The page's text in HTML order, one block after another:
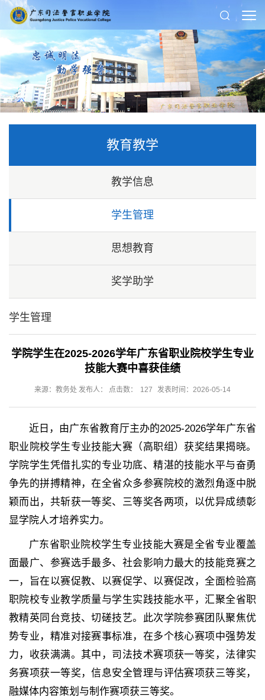
教育教学
教学信息
学生管理
思想教育
奖学助学
学生管理
学院学生在2025-2026学年广东省职业院校学生专业
技能大赛中喜获佳绩
来源：教务处 发布人： 点击数： 127 发表时间：2026-05-14
近日，由广东省教育厅主办的2025-2026学年广东省
职业院校学生专业技能大赛（高职组）获奖结果揭晓。
学院学生凭借扎实的专业功底、精湛的技能水平与奋勇
争先的拼搏精神，在全省众多参赛院校的激烈角逐中脱
颖而出，共斩获一等奖、三等奖各两项，以优异成绩彰
显学院人才培养实力。
广东省职业院校学生专业技能大赛是全省专业覆盖
面最广、参赛选手最多、社会影响力最大的技能竞赛之
一，旨在以赛促教、以赛促学、以赛促改，全面检验高
职院校专业教学质量与学生实践技能水平，汇聚全省职
教精英同台竞技、切磋技艺。此次学院参赛团队聚焦优
势专业，精准对接赛事标准，在多个核心赛项中强势发
力，收获满满。其中，司法技术赛项获一等奖，法律实
务赛项获一等奖，信息安全管理与评估赛项获三等奖，
融媒体内容策划与制作赛项获三等奖。